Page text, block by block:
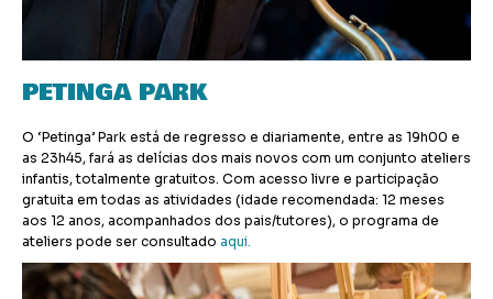
PETINGA PARK
O ‘Petinga’ Park está de regresso e diariamente, entre as 19h00 e
as 23h45, fará as delícias dos mais novos com um conjunto ateliers
infantis, totalmente gratuitos. Com acesso livre e participação
gratuita em todas as atividades (idade recomendada: 12 meses
aos 12 anos, acompanhados dos pais/tutores), o programa de
ateliers pode ser consultado aqui.